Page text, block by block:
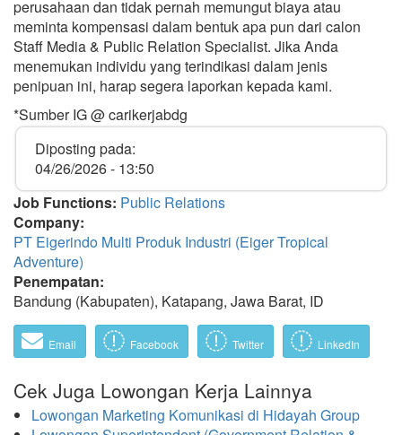
perusahaan dan tidak pernah memungut biaya atau
meminta kompensasi dalam bentuk apa pun dari calon
Staff Media & Public Relation Specialist. Jika Anda
menemukan individu yang terindikasi dalam jenis
penipuan ini, harap segera laporkan kepada kami.
*Sumber IG @ carikerjabdg
Diposting pada:
04/26/2026 - 13:50
Job Functions: Public Relations
Company:
PT Eigerindo Multi Produk Industri (Eiger Tropical
Adventure)
Penempatan:
Bandung (Kabupaten), Katapang, Jawa Barat, ID
Email Facebook Twitter LinkedIn
Cek Juga Lowongan Kerja Lainnya
Lowongan Marketing Komunikasi di Hidayah Group